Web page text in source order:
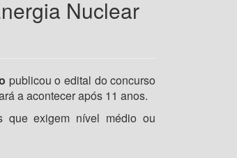
Nuclear
publicou o edital do concurso
a acontecer após 11 anos.
que exigem nível médio ou